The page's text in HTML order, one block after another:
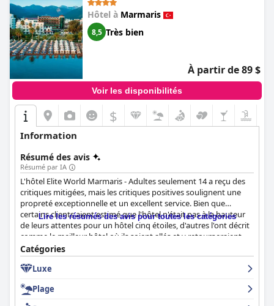
Hôtel à Marmaris
8,5 Très bien
À partir de 89 $
Voir les disponibilités
$
Information
Résumé des avis
Résumé par IA
L'hôtel Elite World Marmaris - Adultes seulement 14 a reçu des
critiques mitigées, mais les critiques positives soulignent une
propreté exceptionnelle et un excellent service. Bien que
certains clients aient estimé que l'hôtel n'était pas à la hauteur
de leurs attentes pour un hôtel cinq étoiles, d'autres l'ont décrit
comme le meilleur hôtel où ils soient allés et y retourneraient.
Certains clients ont trouvé les chambres petites pour un hôtel
cinq étoiles, mais d'autres ont estimé qu'il s'agissait d'un bon
hôtel quatre étoiles avec les installations et services
et le service de l'hôtel ont été couramment salués par les clients.
Lire les résumés des avis pour toutes les catégories
Catégories
Luxe
Plage